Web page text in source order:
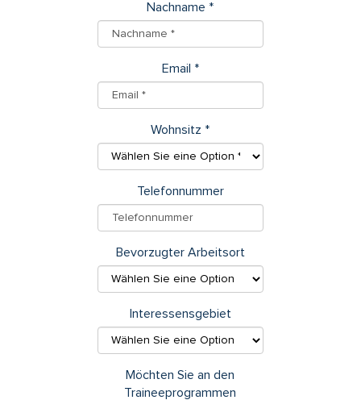
Nachname *
Email *
Wohnsitz *
Telefonnummer
Bevorzugter Arbeitsort
Interessensgebiet
Möchten Sie an den
Traineeprogrammen